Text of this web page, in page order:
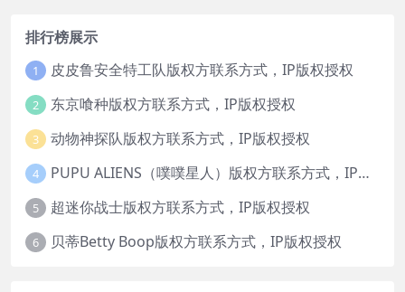
排行榜展示
1 皮皮鲁安全特工队版权方联系方式，IP版权授权
2 东京喰种版权方联系方式，IP版权授权
3 动物神探队版权方联系方式，IP版权授权
4 PUPU ALIENS（噗噗星人）版权方联系方式，IP版权授权
5 超迷你战士版权方联系方式，IP版权授权
6 贝蒂Betty Boop版权方联系方式，IP版权授权